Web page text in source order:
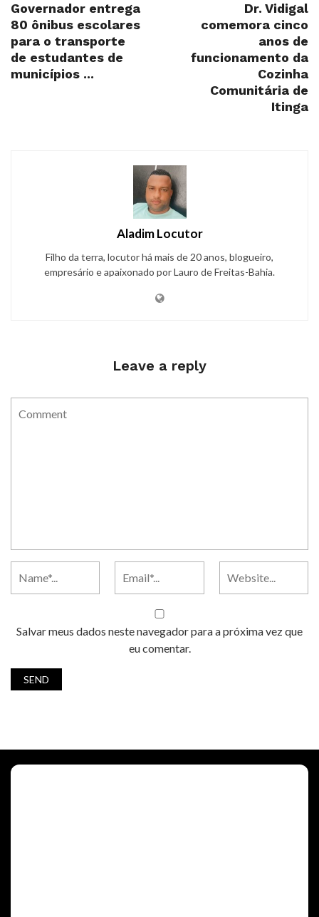
Governador entrega
80 ônibus escolares
para o transporte
de estudantes de
municípios ...
Dr. Vidigal
comemora cinco
anos de
funcionamento da
Cozinha
Comunitária de
Itinga
Aladim Locutor
Filho da terra, locutor há mais de 20 anos, blogueiro,
empresário e apaixonado por Lauro de Freitas-Bahia.
Leave a reply
Salvar meus dados neste navegador para a próxima vez que
eu comentar.